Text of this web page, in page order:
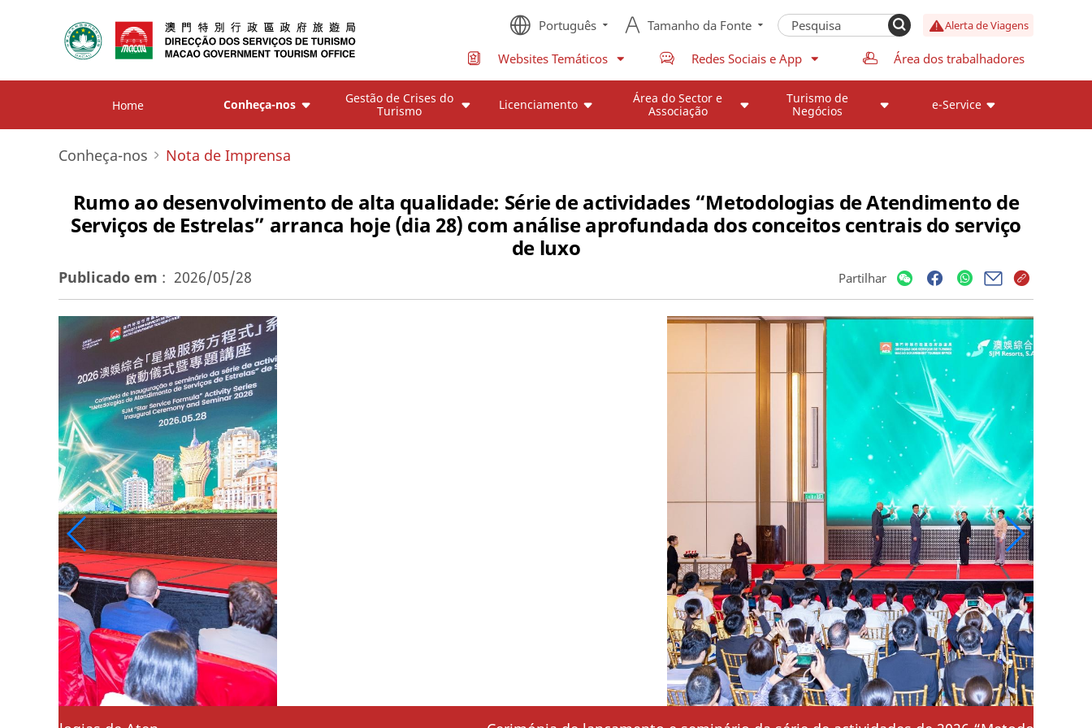
Português Tamanho da Fonte Alerta de Viagens
Websites Temáticos Redes Sociais e App Área dos trabalhadores
Home Conheça-nos
Gestão de Crises do
Turismo
Licenciamento
Área do Sector e
Associação
Turismo de
Negócios
e-Service
Conheça-nos Nota de Imprensa
Rumo ao desenvolvimento de alta qualidade: Série de actividades “Metodologias de Atendimento de
Serviços de Estrelas” arranca hoje (dia 28) com análise aprofundada dos conceitos centrais do serviço
de luxo
Publicado em : 2026/05/28 Partilhar